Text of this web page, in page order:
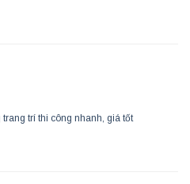
trí thi công nhanh, giá tốt